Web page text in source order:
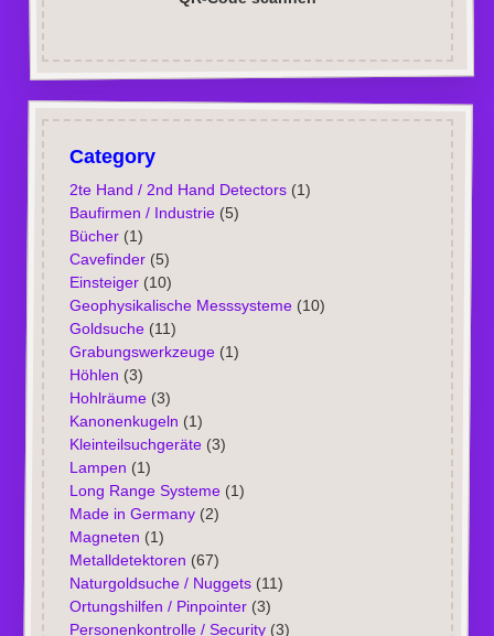
Category
2te Hand / 2nd Hand Detectors(1)
Baufirmen / Industrie(5)
Bücher(1)
Cavefinder(5)
Einsteiger(10)
Geophysikalische Messsysteme(10)
Goldsuche(11)
Grabungswerkzeuge(1)
Höhlen (3)
Hohlräume(3)
Kanonenkugeln (1)
Kleinteilsuchgeräte(3)
Lampen (1)
Long Range Systeme(1)
Made in Germany(2)
Magneten (1)
Metalldetektoren (67)
Naturgoldsuche / Nuggets(11)
Ortungshilfen / Pinpointer(3)
Personenkontrolle / Security(3)